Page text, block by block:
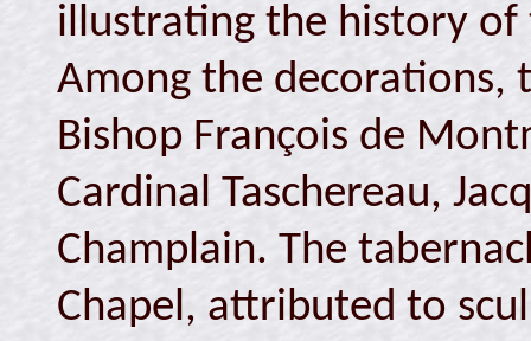
illustrating the history
Among the decorations,
Bishop François de
Cardinal Taschereau,
Champlain. The
Chapel, attributed to